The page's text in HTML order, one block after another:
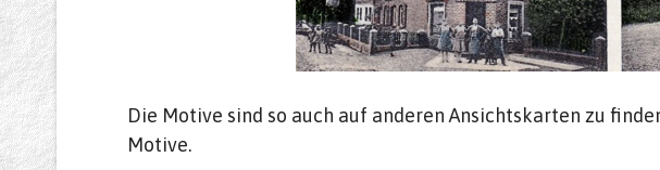
Die Motive sind so auch auf anderen Ansichtskarten zu
Motive.